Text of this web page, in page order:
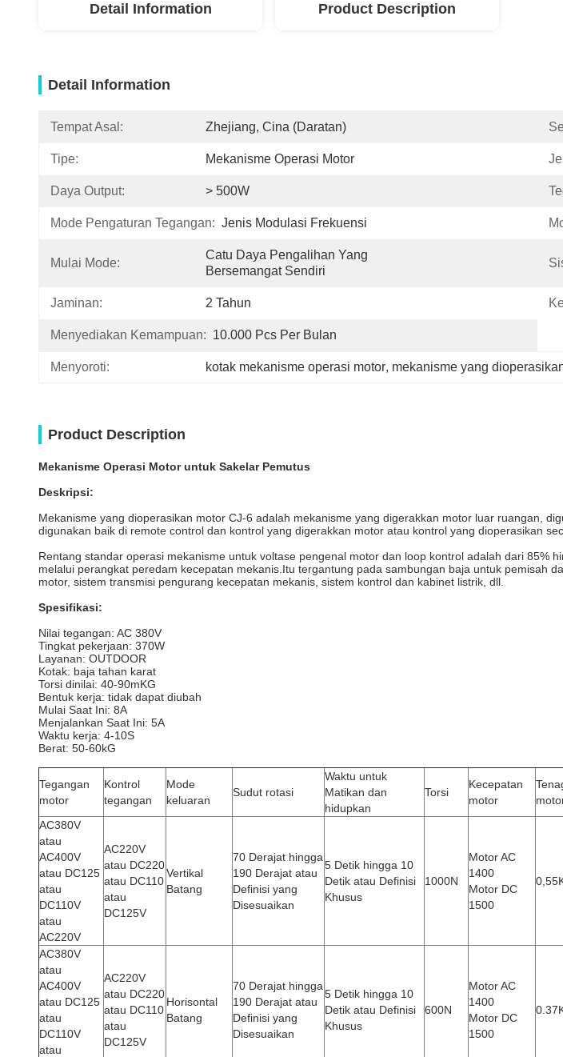
Detail Information Product Description
Detail Information
Tempat Asal: Zhejiang, Cina (daratan)
Tipe: Mekanisme Operasi Motor
Daya Output: > 500W
Mode Pengaturan Tegangan: Jenis Modulasi Frekuensi
Mulai Mode:
Catu Daya Pengalihan Yang
Bersemangat Sendiri
Jaminan: 2 Tahun
Menyediakan Kemampuan: 10.000 Pcs Per Bulan
Menyoroti: kotak mekanisme operasi motor, mekanisme yang
Product Description
Mekanisme Operasi Motor untuk Sakelar Pemutus
Deskripsi:
Mekanisme yang dioperasikan motor CJ-6 adalah mekanisme yang digerakkan motor luar ruangan,
digunakan baik di remote control dan kontrol yang digerakkan motor atau kontrol yang dioperasikan
Rentang standar operasi mekanisme untuk voltase pengenal motor dan loop kontrol adalah dari 85%
melalui perangkat peredam kecepatan mekanis.Itu tergantung pada sambungan baja untuk pemisah
motor, sistem transmisi pengurang kecepatan mekanis, sistem kontrol dan kabinet listrik, dll.
Spesifikasi:
Nilai tegangan: AC 380V
Tingkat pekerjaan: 370W
Layanan: OUTDOOR
Kotak: baja tahan karat
Torsi dinilai: 40-90mKG
Bentuk kerja: tidak dapat diubah
Mulai Saat Ini: 8A
Menjalankan Saat Ini: 5A
Waktu kerja: 4-10S
Berat: 50-60kG
Tegangan
motor
Kontrol
tegangan
Mode
keluaran
Sudut rotasi
Waktu untuk
Matikan dan
hidupkan
Torsi
Kecepatan
motor
AC380V
atau
AC400V
atau DC125
atau
DC110V
atau
AC220V
AC220V
atau DC220
atau DC110
atau
DC125V
Vertikal
Batang
70 Derajat hingga
190 Derajat atau
Definisi yang
Disesuaikan
5 Detik hingga 10
Detik atau Definisi
Khusus
1000N
Motor AC
1400
Motor DC
1500
AC380V
atau
AC400V
atau DC125
atau
DC110V
atau
AC220V
atau DC220
atau DC110
atau
DC125V
Horisontal
Batang
70 Derajat hingga
190 Derajat atau
Definisi yang
Disesuaikan
5 Detik hingga 10
Detik atau Definisi
Khusus
600N
Motor AC
1400
Motor DC
1500